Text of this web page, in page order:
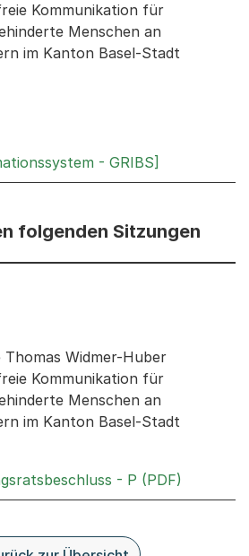
Kommunikation für
Menschen an
im Kanton Basel-Stadt
- GRIBS]
folgenden Sitzungen
Sitzungen: Informationen
Widmer-Huber
Kommunikation für
Menschen an
im Kanton Basel-Stadt
- P (PDF)